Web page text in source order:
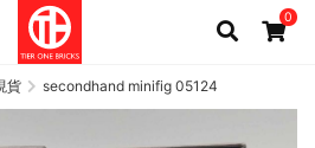
0
貨 secondhand minifig 05124